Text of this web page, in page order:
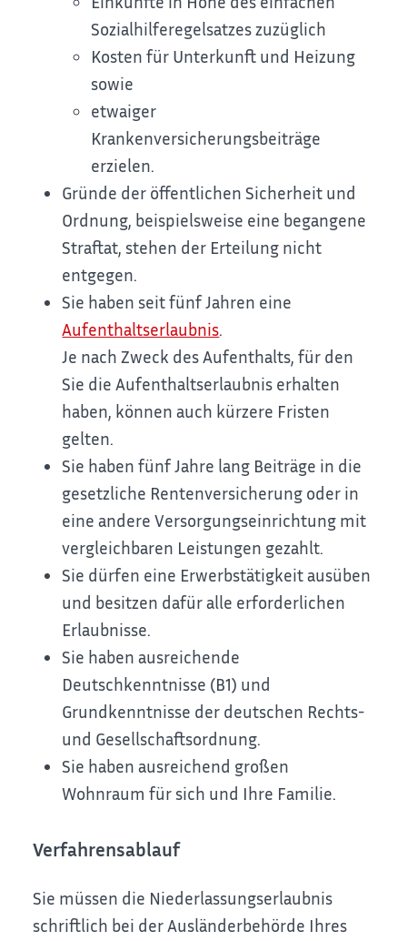
Sozialhilferegelsatzes zuzüglich
Kosten für Unterkunft und Heizung
sowie
etwaiger
Krankenversicherungsbeiträge
erzielen.
Gründe der öffentlichen Sicherheit und
Ordnung, beispielsweise eine begangene
Straftat, stehen der Erteilung nicht
entgegen.
Sie haben seit fünf Jahren eine
Aufenthaltserlaubnis.
Je nach Zweck des Aufenthalts, für den
Sie die Aufenthaltserlaubnis erhalten
haben, können auch kürzere Fristen
gelten.
Sie haben fünf Jahre lang Beiträge in die
gesetzliche Rentenversicherung oder in
eine andere Versorgungseinrichtung mit
vergleichbaren Leistungen gezahlt.
Sie dürfen eine Erwerbstätigkeit ausüben
und besitzen dafür alle erforderlichen
Erlaubnisse.
Sie haben ausreichende
Deutschkenntnisse (B1) und
Grundkenntnisse der deutschen Rechts-
und Gesellschaftsordnung.
Sie haben ausreichend großen
Wohnraum für sich und Ihre Familie.
Verfahrensablauf
Sie müssen die Niederlassungserlaubnis
schriftlich bei der Ausländerbehörde Ihres